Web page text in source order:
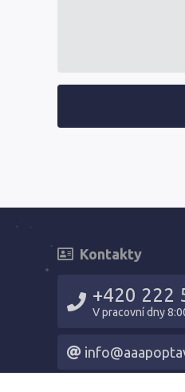
Kontakty
+420 222
V pracovní dny